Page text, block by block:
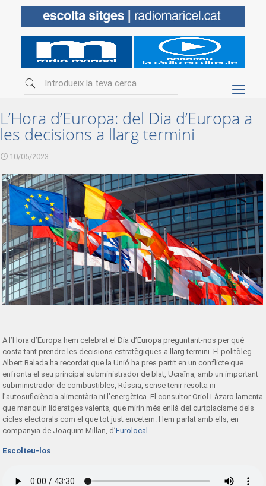
L’Hora d’Europa: del Dia d’Europa a
les decisions a llarg termini
10/05/2023
A l’Hora d’Europa hem celebrat el Dia d’Europa preguntant-nos per què
costa tant prendre les decisions estratègiques a llarg termini. El politòleg
Albert Balada ha recordat que la Unió ha pres partit en un conflicte que
enfronta el seu principal subministrador de blat, Ucraïna, amb un important
subministrador de combustibles, Rússia, sense tenir resolta ni
l’autosuficiència alimentària ni l’energètica. El consultor Oriol Làzaro lamenta
que manquin lideratges valents, que mirin més enllà del curtplacisme dels
cicles electorals com el que tot just encetem. Hem parlat amb ells, en
companyia de Joaquim Millan, d’Eurolocal .
Escolteu-los